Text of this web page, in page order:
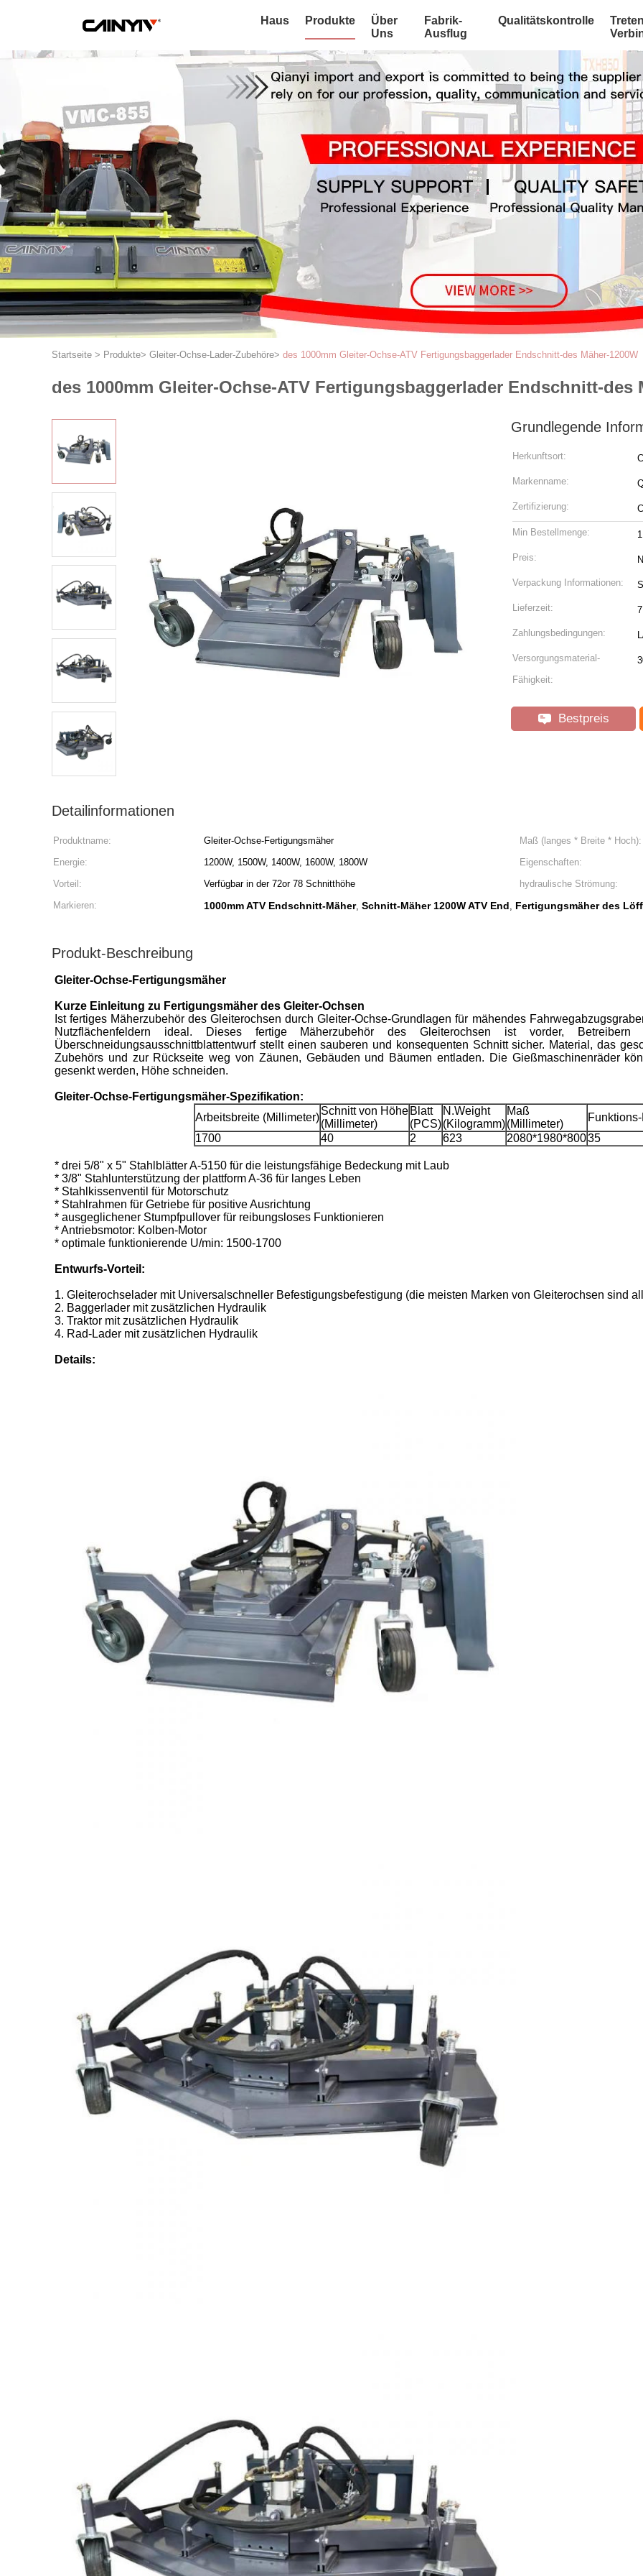
Haus Produkte
Über
Uns
Fabrik-
Ausflug
Qualitätskontrolle
Startseite > Produkte> Gleiter-Ochse-Lader-Zubehöre> des 1000mm Gleiter-Ochse-ATV Fertigungsbaggerlader Endschnitt-des Mäher-1200W
des 1000mm Gleiter-Ochse-ATV Fertigungsbaggerlader Endschnitt-des
Grundlegende
Herkunftsort:
Markenname:
Zertifizierung:
Min Bestellmenge:
Preis:
Verpackung Informationen:
Lieferzeit:
Zahlungsbedingungen:
Versorgungsmaterial-
Fähigkeit:
Bestpreis
Detailinformationen
Produktname: Gleiter-Ochse-Fertigungsmäher Maß (langes * Breite * Hoch):
Energie:
1200W, 1500W, 1400W, 1600W, 1800W Eigenschaften:
Vorteil:
Verfügbar in der 72or 78 Schnitthöhe hydraulische Strömung:
Markieren:
1000mm ATV Endschnitt-Mäher, Schnitt-Mäher 1200W ATV End, Fertigungsmäher des
Produkt-Beschreibung
Gleiter-Ochse-Fertigungsmäher
Kurze Einleitung zu Fertigungsmäher des Gleiter-Ochsen
Ist fertiges Mäherzubehör des Gleiterochsen durch Gleiter-Ochse-Grundlagen für mähendes
Nutzflächenfeldern ideal. Dieses fertige Mäherzubehör des Gleiterochsen ist vorder,
Überschneidungsausschnittblattentwurf stellt einen sauberen und konsequenten Schnitt sicher. Material, das
Zubehörs und zur Rückseite weg von Zäunen, Gebäuden und Bäumen entladen. Die Gießmaschinenräder
gesenkt werden, Höhe schneiden.
Gleiter-Ochse-Fertigungsmäher-Spezifikation:
Arbeitsbreite (Millimeter)
Schnitt von Höhe
(Millimeter)
Blatt
(PCS)
N.Weight
(Kilogramm)
Maß
(Millimeter)
1700
40 2 623 2080*1980*80035
* drei 5/8" x 5" Stahlblätter A-5150 für die leistungsfähige Bedeckung mit Laub
* 3/8" Stahlunterstützung der plattform A-36 für langes Leben
* Stahlkissenventil für Motorschutz
* Stahlrahmen für Getriebe für positive Ausrichtung
* ausgeglichener Stumpfpullover für reibungsloses Funktionieren
* Antriebsmotor: Kolben-Motor
* optimale funktionierende U/min: 1500-1700
Entwurfs-Vorteil:
1. Gleiterochselader mit Universalschneller Befestigungsbefestigung (die meisten Marken von Gleiterochsen sind
2. Baggerlader mit zusätzlichen Hydraulik
3. Traktor mit zusätzlichen Hydraulik
4. Rad-Lader mit zusätzlichen Hydraulik
Details: